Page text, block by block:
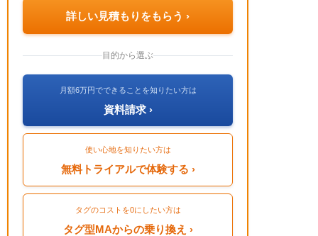
詳しい見積もりをもらう ›
目的から選ぶ
月額6万円でできることを知りたい方は
資料請求 ›
使い心地を知りたい方は
無料トライアルで体験する ›
タグのコストを0にしたい方は
タグ型MAからの乗り換え ›